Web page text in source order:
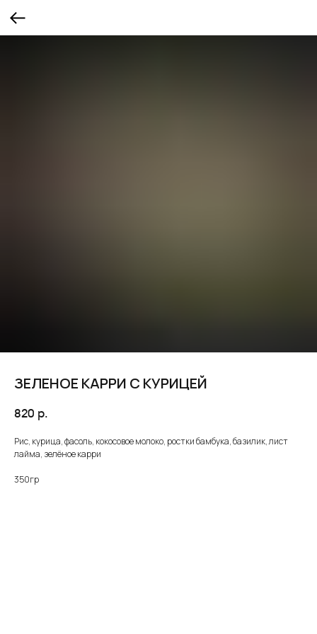
ЗЕЛЕНОЕ КАРРИ С КУРИЦЕЙ
820 р.
Рис, курица, фасоль, кокосовое молоко, ростки бамбука, базилик, лист
лайма, зелёное карри
350гр